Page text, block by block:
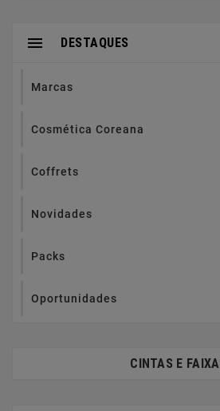
DESTAQUES

Marcas
Cosmética Coreana
Coffrets
Novidades
Packs
Oportunidades
CINTAS E